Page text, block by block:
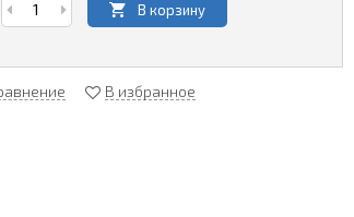
В корзину
В избранное